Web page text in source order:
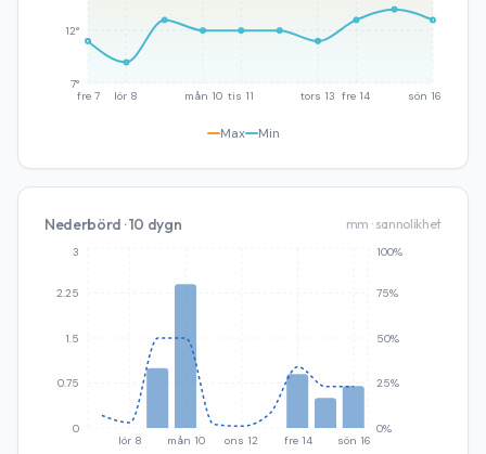
fre 7 lör 8 mån 10 tis 11 tors 13 fre 14 sön 16
7°
12°
Max Min
Nederbörd · 10 dygn mm · sannolikhet
lör 8 mån 10 ons 12 fre 14 sön 16
0
0.75
1.5
2.25
3
0%
25%
50%
75%
100%